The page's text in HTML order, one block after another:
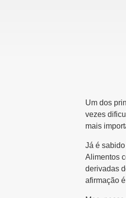
Um dos
vezes
mais
Já é
Alimentos
derivadas
afirmação